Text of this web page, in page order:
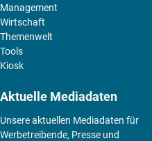
Management
Wirtschaft
Themenwelt
Tools
Kiosk
Aktuelle Mediadaten
Unsere aktuellen Mediadaten für
Werbetreibende, Presse und